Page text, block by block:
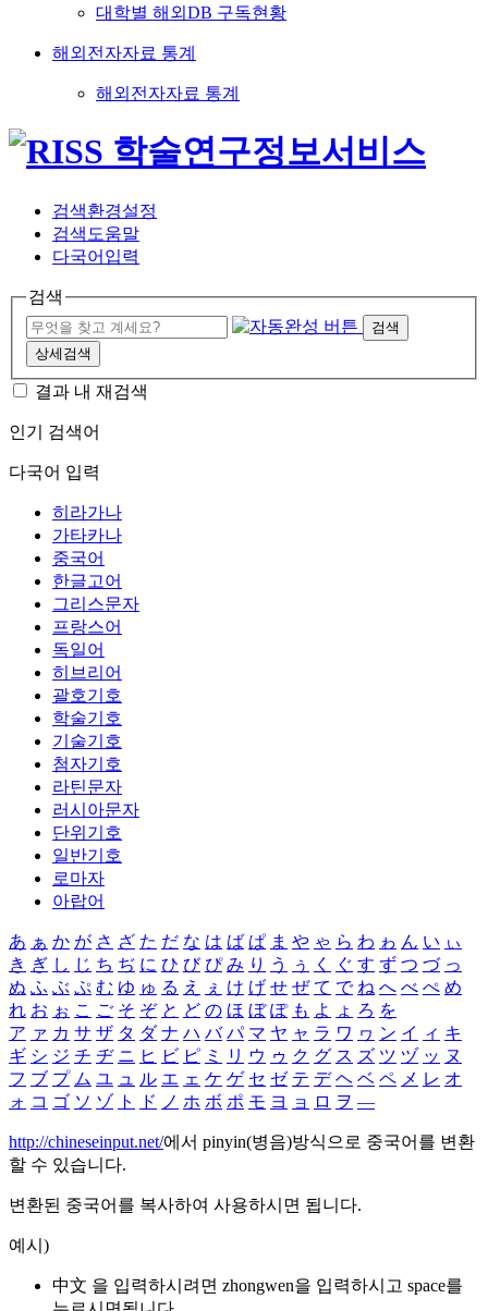
대학별 해외DB 구독현황
해외전자자료 통계
해외전자자료 통계
검색환경설정
검색도움말
다국어입력
검색
검색
상세검색
결과 내 재검색
인기 검색어
다국어 입력
히라가나
가타카나
중국어
한글고어
그리스문자
프랑스어
독일어
히브리어
괄호기호
학술기호
기술기호
첨자기호
라틴문자
러시아문자
단위기호
일반기호
로마자
아랍어
あ ぁ か が さ ざ た だ な は ば ぱ ま や ゃ ら わ ゎ ん い ぃ
き ぎ し じ ち ぢ に ひ び ぴ み り う ぅ く ぐ す ず つ づ っ
ぬ ふ ぶ ぷ む ゆ ゅ る え ぇ け げ せ ぜ て で ね へ べ ぺ め
れ お ぉ こ ご そ ぞ と ど の ほ ぼ ぽ も よ ょ ろ を
ア ァ カ サ ザ タ ダ ナ ハ バ パ マ ヤ ャ ラ ワ ヮ ン イ ィ キ
ギ シ ジ チ ヂ ニ ヒ ビ ピ ミ リ ウ ゥ ク グ ス ズ ツ ヅ ッ ヌ
フ ブ プ ム ユ ュ ル エ ェ ケ ゲ セ ゼ テ デ ヘ ベ ペ メ レ オ
ォ コ ゴ ソ ゾ ト ド ノ ホ ボ ポ モ ヨ ョ ロ ヲ ―
http://chineseinput.net/에서 pinyin(병음)방식으로 중국어를 변환
할 수 있습니다.
변환된 중국어를 복사하여 사용하시면 됩니다.
예시)
中文 을 입력하시려면 zhongwen을 입력하시고 space를